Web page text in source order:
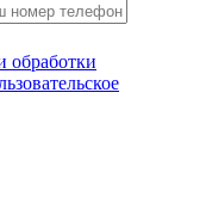
обработки